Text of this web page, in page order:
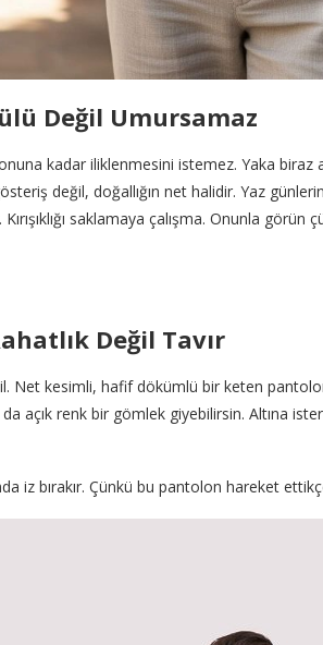
Değil Umursamaz
kadar iliklenmesini istemez. Yaka biraz
değil, doğallığın net halidir. Yaz
saklamaya çalışma. Onunla
Değil Tavır
Net kesimli, hafif dökümlü bir keten
açık renk bir gömlek giyebilirsin. Altına
iz bırakır. Çünkü bu pantolon hareket